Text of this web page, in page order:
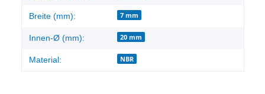
Breite (mm): 7 mm
Innen-Ø (mm): 20 mm
Material: NBR